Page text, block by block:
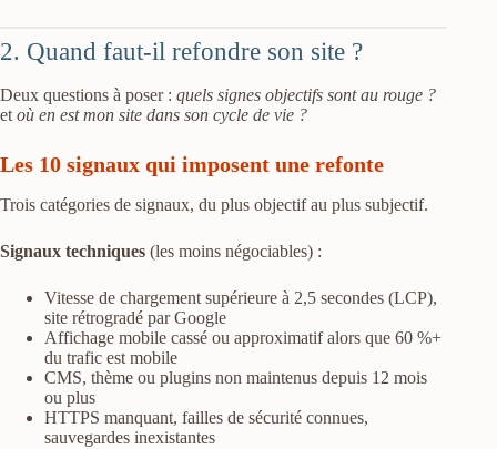
2. Quand faut-il refondre son site ?
Deux questions à poser : quels signes objectifs sont au rouge ?
et où en est mon site dans son cycle de vie ?
Les 10 signaux qui imposent une refonte
Trois catégories de signaux, du plus objectif au plus subjectif.
Signaux techniques (les moins négociables) :
Vitesse de chargement supérieure à 2,5 secondes (LCP),
site rétrogradé par Google
Affichage mobile cassé ou approximatif alors que 60 %+
du trafic est mobile
CMS, thème ou plugins non maintenus depuis 12 mois
ou plus
HTTPS manquant, failles de sécurité connues,
sauvegardes inexistantes